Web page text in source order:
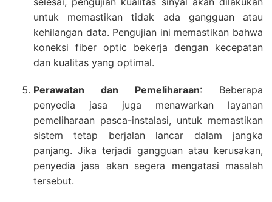
untuk memastikan tidak ada gangguan atau
kehilangan data. Pengujian ini memastikan bahwa
koneksi fiber optic bekerja dengan kecepatan
dan kualitas yang optimal.
Perawatan dan Pemeliharaan: Beberapa
penyedia jasa juga menawarkan layanan
pemeliharaan pasca-instalasi, untuk memastikan
sistem tetap berjalan lancar dalam jangka
panjang. Jika terjadi gangguan atau kerusakan,
penyedia jasa akan segera mengatasi masalah
tersebut.